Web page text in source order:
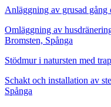
Anläggning av grusad
Omläggning av
Bromsten, Spånga
Stödmur i natursten med
Schakt och installation av
Spånga